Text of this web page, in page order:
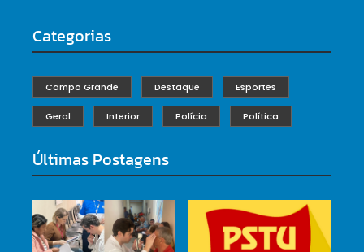
Categorias
Campo Grande Destaque Esportes
Geral Interior Polícia Política
Últimas Postagens